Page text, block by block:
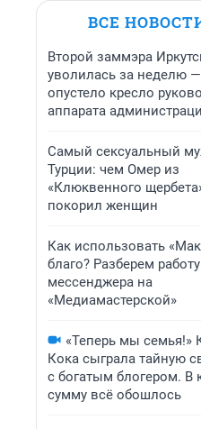
ВСЕ
Второй заммэра
уволилась за неделю —
опустело кресло
аппарата
Самый сексуальный
Турции: чем Омер из
«Клюквенного
покорил женщин
Как использовать
благо? Разберем работу
мессенджера на
«Медиамастерской»
«Теперь мы семья!»
Кока сыграла тайную
с богатым блогером. В
сумму всё обошлось